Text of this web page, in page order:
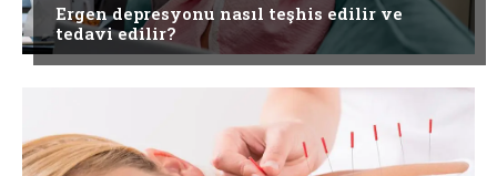
Ergen depresyonu nasıl teşhis edilir ve
tedavi edilir?